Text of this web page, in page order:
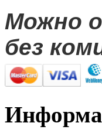
Можно
без